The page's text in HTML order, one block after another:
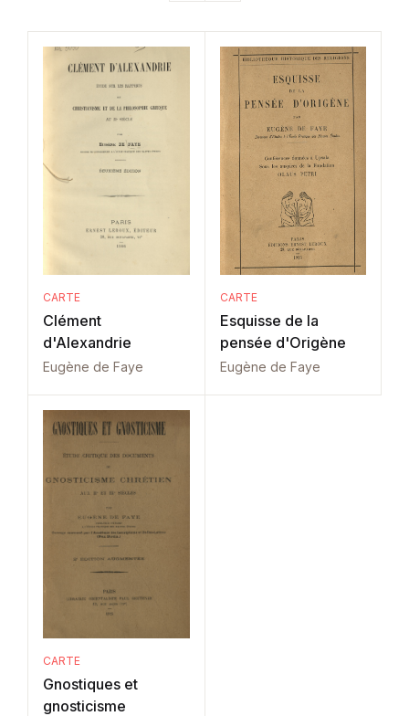
CARTE
Clément
d'Alexandrie
Eugène de Faye
CARTE
Esquisse de la
pensée d'Origène
Eugène de Faye
CARTE
Gnostiques et
gnosticisme